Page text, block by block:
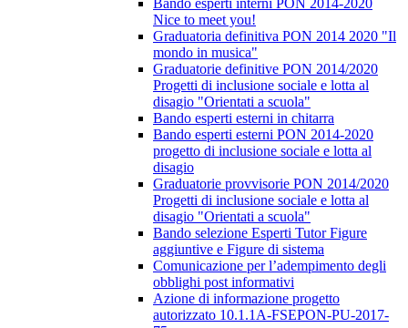
Bando esperti interni PON 2014-2020
Nice to meet you!
Graduatoria definitiva PON 2014 2020 "Il
mondo in musica"
Graduatorie definitive PON 2014/2020
Progetti di inclusione sociale e lotta al
disagio "Orientati a scuola"
Bando esperti esterni in chitarra
Bando esperti esterni PON 2014-2020
progetto di inclusione sociale e lotta al
disagio
Graduatorie provvisorie PON 2014/2020
Progetti di inclusione sociale e lotta al
disagio "Orientati a scuola"
Bando selezione Esperti Tutor Figure
aggiuntive e Figure di sistema
Comunicazione per l’adempimento degli
obblighi post informativi
Azione di informazione progetto
autorizzato 10.1.1A-FSEPON-PU-2017-